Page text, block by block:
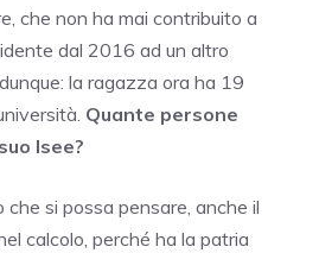
che non ha mai contribuito a
dal 2016 ad un altro
la ragazza ora ha 19
Quante persone
Isee?
che si possa pensare, anche il
calcolo, perché ha la patria